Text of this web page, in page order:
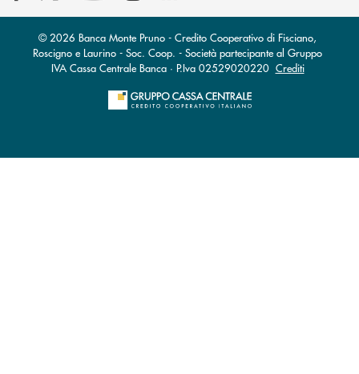
© 2026 Banca Monte Pruno - Credito Cooperativo di Fisciano,
Roscigno e Laurino - Soc. Coop. - Società partecipante al Gruppo
IVA Cassa Centrale Banca · P.Iva 02529020220 Crediti